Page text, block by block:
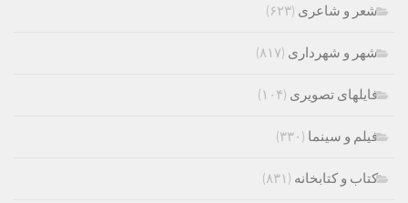
شعر و شاعری (۶۲۳)
شهر و شهرداری (۸۱۷)
فایلهای تصویری (۱۰۴)
فیلم و سینما (۳۳۰)
کتاب و کتابخانه (۸۳۱)